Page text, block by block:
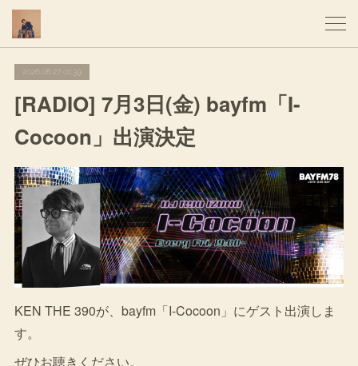
2026.06.27 01:39
[RADIO] 7月3日(金) bayfm「I-
Cocoon」出演決定
KEN THE 390が、bayfm「I-Cocoon」にゲスト出演しま
す。
ぜひお聴きください。